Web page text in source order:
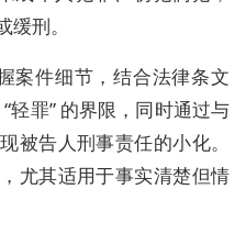
刑。
案件细节，结合法律条文
轻罪” 的界限，同时通过与
被告人刑事责任的小化。
尤其适用于事实清楚但情